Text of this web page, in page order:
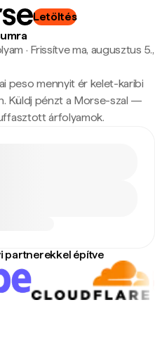
Letöltés
· Frissítve ma, augusztus 5.,
peso mennyit ér kelet-karibi
Küldj pénzt a Morse-szal —
árfolyamok.
partnerekkel építve